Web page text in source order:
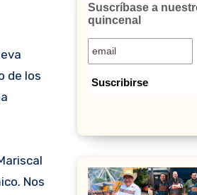
de los
Nos
Suscríbase a
quincenal